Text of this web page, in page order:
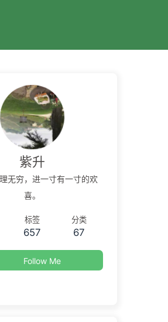
紫升
无穷，进一寸有一寸的欢
喜。
标签
657
分类
67
Follow Me